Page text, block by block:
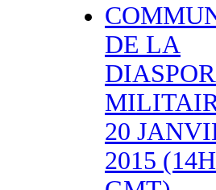
DE LA
20
2015